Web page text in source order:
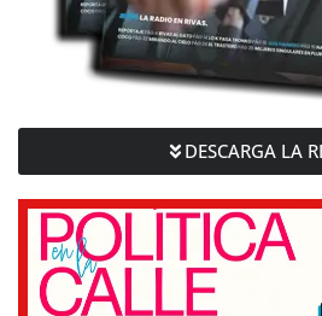
DESCARGA LA